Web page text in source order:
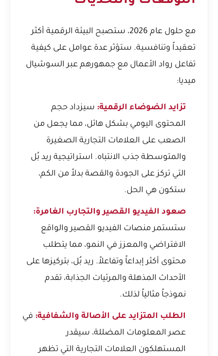
مع حلول عام 2026، ستصبح البيئة الرقمية أكثر
تعقيداً وتنافسية. ستؤثر عدة عوامل على كيفية
تفاعل رواد الأعمال مع جمهورهم عبر السوشيال
ميديا:
تزايد الضوضاء الرقمية: سيزداد حجم
المحتوى اليومي بشكل هائل، مما يجعل من
الصعب على العلامات التجارية الصغيرة
والمتوسطة جذب الانتباه. استراتيجية ريد بُل
التي تركز على الجودة والقصة بدلاً من الكم،
ستكون هي الحل.
صعود الفيديو القصير والتجارب الغامرة:
ستستمر منصات الفيديو القصير والواقع
الافتراضي والمعزز في النمو، مما يتطلب
محتوى أكثر إبداعاً وتفاعلاً. ريد بُل، بتركيزها على
الأحداث المذهلة والمرئيات الجذابة، تقدم
نموذجاً مثالياً لذلك.
الطلب المتزايد على الأصالة والشفافية: في
عصر المعلومات المضللة، سيقدر
المستهلكون العلامات التجارية التي تظهر